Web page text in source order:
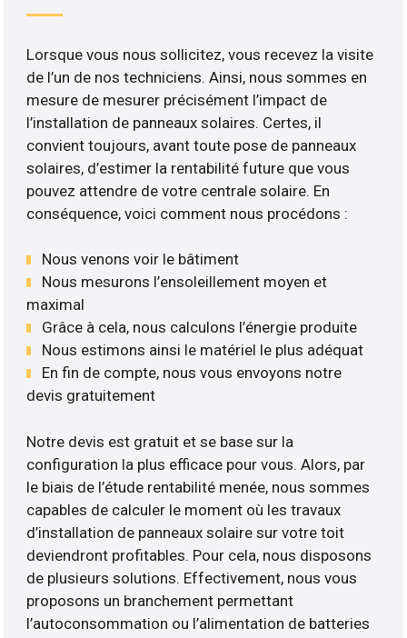
Lorsque vous nous sollicitez, vous recevez la visite
de l’un de nos techniciens. Ainsi, nous sommes en
mesure de mesurer précisément l’impact de
l’installation de panneaux solaires. Certes, il
convient toujours, avant toute pose de panneaux
solaires, d’estimer la rentabilité future que vous
pouvez attendre de votre centrale solaire. En
conséquence, voici comment nous procédons :
Nous venons voir le bâtiment
Nous mesurons l’ensoleillement moyen et
maximal
Grâce à cela, nous calculons l’énergie produite
Nous estimons ainsi le matériel le plus adéquat
En fin de compte, nous vous envoyons notre
devis gratuitement
Notre devis est gratuit et se base sur la
configuration la plus efficace pour vous. Alors, par
le biais de l’étude rentabilité menée, nous sommes
capables de calculer le moment où les travaux
d’installation de panneaux solaire sur votre toit
deviendront profitables. Pour cela, nous disposons
de plusieurs solutions. Effectivement, nous vous
proposons un branchement permettant
l’autoconsommation ou l’alimentation de batteries